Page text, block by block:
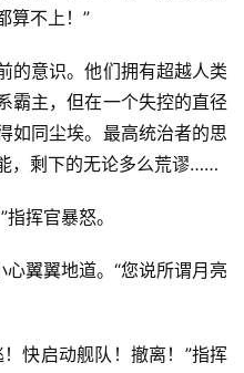
算不上！”
的意识。他们拥有超越人类
霸主，但在一个失控的直径
如同尘埃。最高统治者的思
，剩下的无论多么荒谬……
挥官暴怒。
翼翼地道。“您说所谓月亮
快启动舰队！撤离！”指挥